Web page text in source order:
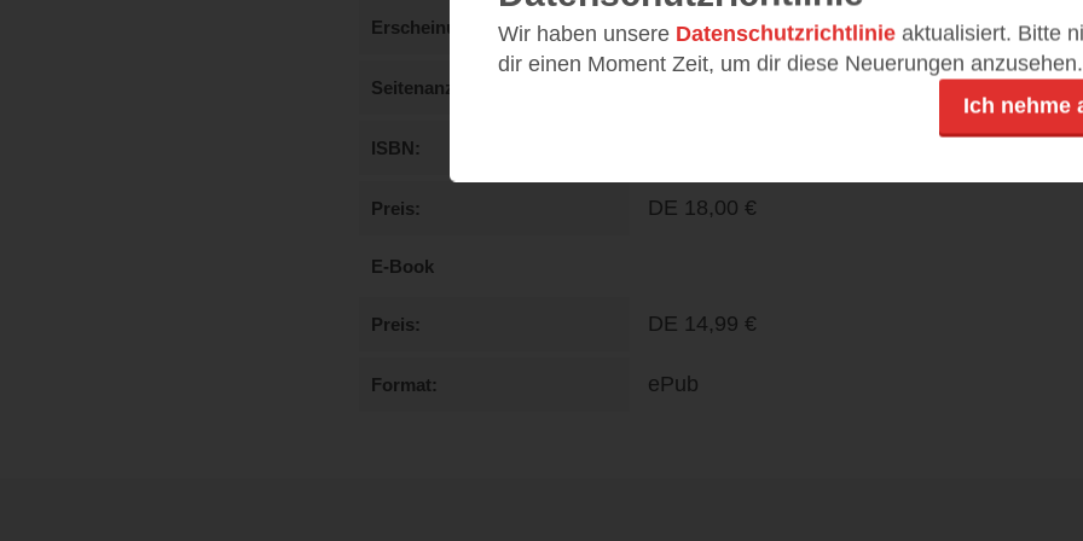
Erscheinungstermin 27.08.25
Seitenanzahl
ISBN
Preis DE 18,00 €
E-Book
Preis DE 14,99 €
Format ePub
Wir haben unsere Datenschutzrichtlinie aktualisiert. Bitte
dir einen Moment Zeit, um dir diese Neuerungen anzusehen.
Ich nehme